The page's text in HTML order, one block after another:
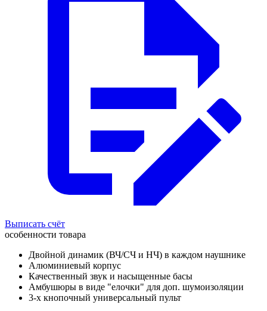
Выписать счёт
особенности товара
Двойной динамик (ВЧ/СЧ и НЧ) в каждом наушнике
Алюминиевый корпус
Качественный звук и насыщенные басы
Амбушюры в виде "елочки" для доп. шумоизоляции
3-х кнопочный универсальный пульт